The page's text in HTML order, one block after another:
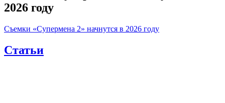
2026 году
Съемки «Супермена 2» начнутся в 2026 году
Статьи